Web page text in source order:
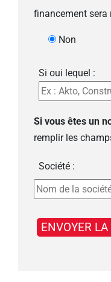
financement sera
Non
Si oui lequel :
Si vous êtes un
remplir les
Société :